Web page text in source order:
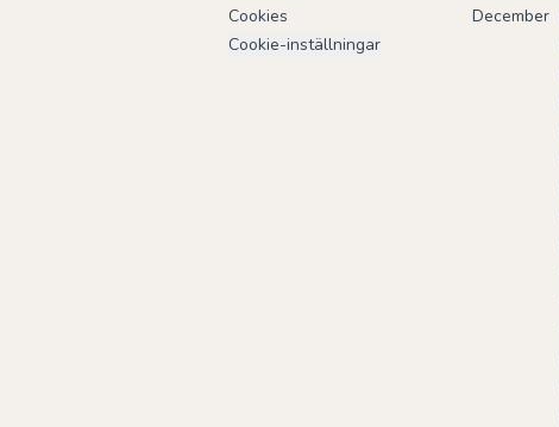
Cookies
Cookie-inställningar
December